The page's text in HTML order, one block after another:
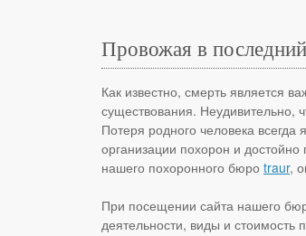
Провожая в
Как известно, смерть является
существования. Неудивительно,
Потеря родного человека
организации похорон и
нашего похоронного бюро traur,
При посещении сайта нашего
деятельности, виды и